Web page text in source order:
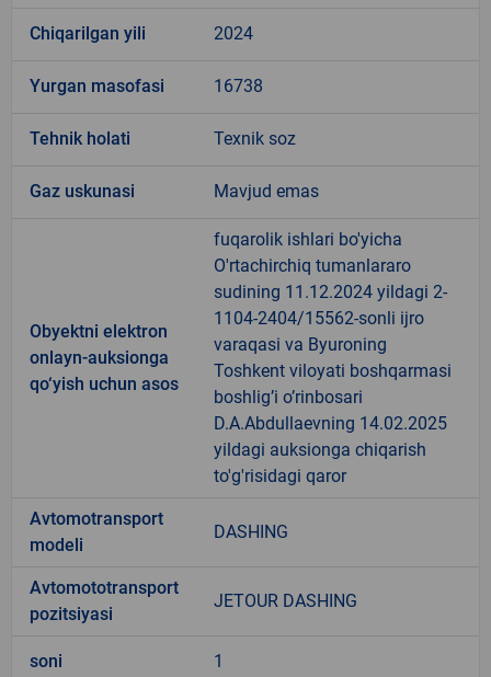
Chiqarilgan yili 2024
Yurgan masofasi 16738
Tehnik holati Texnik soz
Gaz uskunasi Mavjud emas
Obyektni elektron
onlayn-auksionga
qo‘yish uchun asos
fuqarolik ishlari bo'yicha
O'rtachirchiq tumanlararo
sudining 11.12.2024 yildagi 2-
1104-2404/15562-sonli ijro
varaqasi va Byuroning
Toshkent viloyati boshqarmasi
boshlig’i o’rinbosari
D.A.Abdullaevning 14.02.2025
yildagi auksionga chiqarish
to'g'risidagi qaror
Avtomotransport
modeli
DASHING
Avtomototransport
pozitsiyasi
JETOUR DASHING
soni 1